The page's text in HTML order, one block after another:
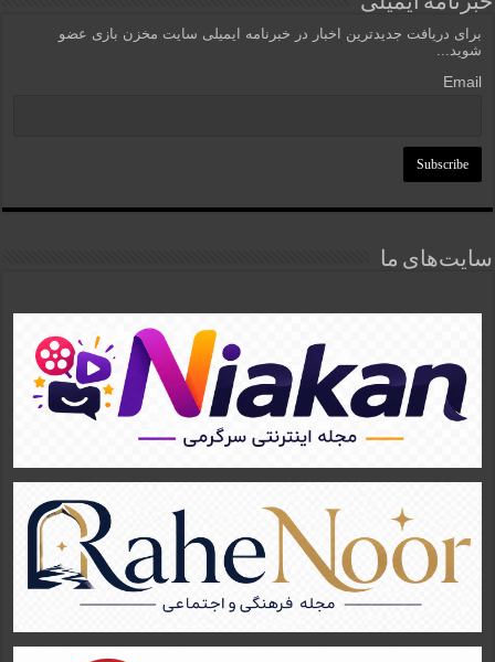
برای دریافت جدیدترین اخبار در خبرنامه ایمیلی سایت مخزن بازی عضو
شوید...
Email
سایت‌های ما